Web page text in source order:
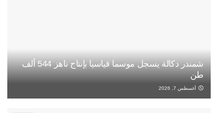
شمندر دكالة يسجل موسما قياسيا بإنتاج ناهز 544 ألف
طن
أغسطس 7, 2026